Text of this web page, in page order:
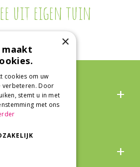
uit eigen tuin
×
maakt
cookies om uw
verbeteren. Door
stemt u in met
met ons